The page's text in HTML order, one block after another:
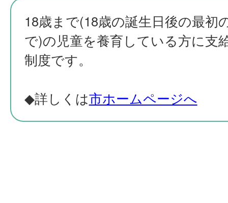
18歳まで(18歳の誕生日後の最初
で)の児童を養育している方に支
制度です。
◆詳しくは市ホームページへ